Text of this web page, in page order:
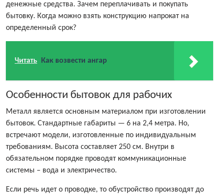
денежные средства. Зачем переплачивать и покупать
бытовку. Когда можно взять конструкцию напрокат на
определенный срок?
Читать Как возвести ангар
Особенности бытовок для рабочих
Металл является основным материалом при изготовлении
бытовок. Стандартные габариты — 6 на 2,4 метра. Но,
встречают модели, изготовленные по индивидуальным
требованиям. Высота составляет 250 см. Внутри в
обязательном порядке проводят коммуникационные
системы – вода и электричество.
Если речь идет о проводке, то обустройство производят до